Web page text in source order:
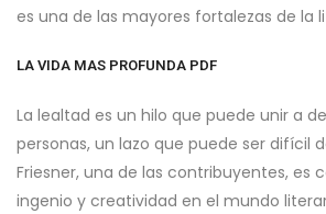
es una de las mayores fortalezas de la
LA VIDA MAS PROFUNDA PDF
La lealtad es un hilo que puede unir a
personas, un lazo que puede ser difícil
Friesner, una de las contribuyentes, es
ingenio y creatividad en el mundo